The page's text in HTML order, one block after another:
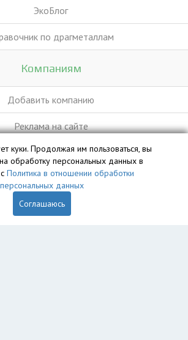
ЭкоБлог
по драгметаллам
Компаниям
Добавить компанию
Реклама на сайте
vyvoz.org является интеллектуальной
ООО «Профит» и охраняется законом.
куки. Продолжая им пользоваться, вы
обработку персональных данных в
Политика в отношении обработки
персональных данных
Соглашаюсь